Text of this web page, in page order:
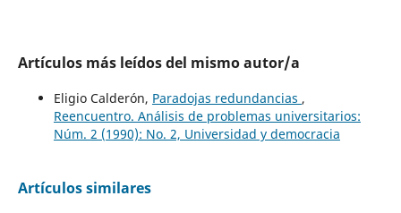
Artículos más leídos del mismo autor/a
Eligio Calderón, Paradojas redundancias ,
Reencuentro. Análisis de problemas universitarios:
Núm. 2 (1990): No. 2, Universidad y democracia
Artículos similares